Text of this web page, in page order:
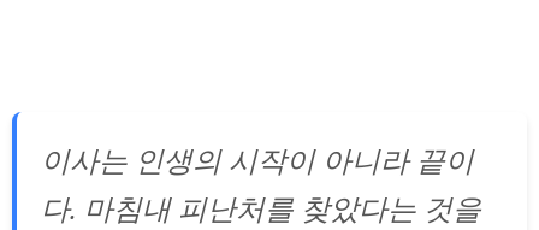
이사는 인생의 시작이 아니라 끝이
다. 마침내 피난처를 찾았다는 것을